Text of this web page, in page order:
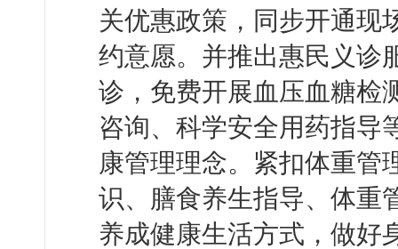
关优惠政策，同步开通现
约意愿。并推出惠民义诊
诊，免费开展血压血糖检
咨询、科学安全用药指导
康管理理念。紧扣体重管
识、膳食养生指导、体重
养成健康生活方式，做好